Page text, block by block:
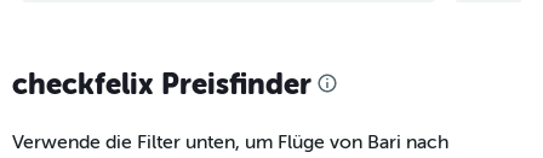
checkfelix Preisfinder
Verwende die Filter unten, um Flüge von Bari nach